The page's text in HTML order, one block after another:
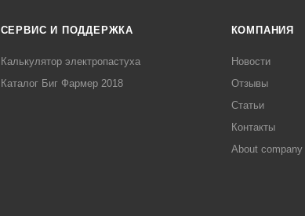
СЕРВИС И ПОДДЕРЖКА
Калькулятор электропастуха
Каталог Биг Фармер 2018
КОМПАНИЯ
Новости
Отзывы
Статьи
Контакты
About company